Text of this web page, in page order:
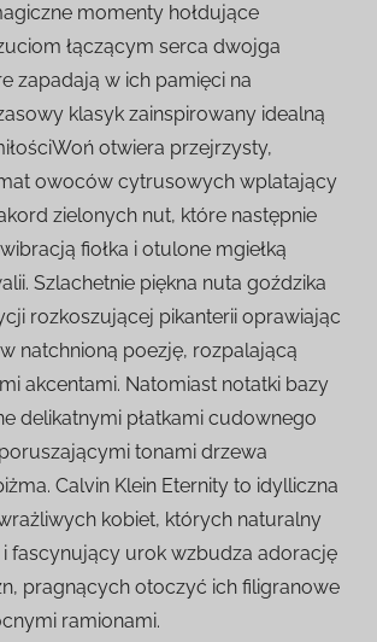
momenty hołdujące
łączącym serca dwojga
zapadają w ich pamięci na
klasyk zainspirowany idealną
otwiera przejrzysty,
owoców cytrusowych wplatający
zielonych nut, które następnie
fiołka i otulone mgiełką
Szlachetnie piękna nuta goździka
rozkoszującej pikanterii oprawiając
natchnioną poezję, rozpalającą
akcentami. Natomiast notatki bazy
delikatnymi płatkami cudownego
tonami drzewa
Calvin Klein Eternity to idylliczna
kobiet, których naturalny
i fascynujący urok wzbudza adorację
pragnących otoczyć ich filigranowe
ramionami.